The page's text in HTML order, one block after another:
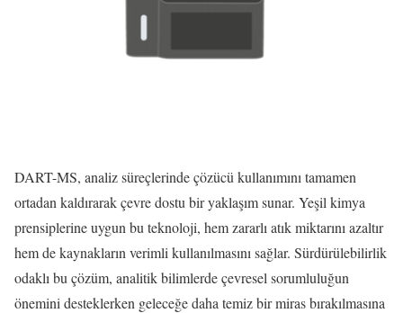
DART-MS, analiz süreçlerinde çözücü kullanımını tamamen
ortadan kaldırarak çevre dostu bir yaklaşım sunar. Yeşil kimya
prensiplerine uygun bu teknoloji, hem zararlı atık miktarını azaltır
hem de kaynakların verimli kullanılmasını sağlar. Sürdürülebilirlik
odaklı bu çözüm, analitik bilimlerde çevresel sorumluluğun
önemini desteklerken geleceğe daha temiz bir miras bırakılmasına